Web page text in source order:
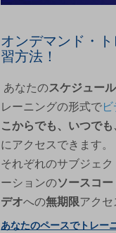
オンデマンド・
習方法！
あなたのスケジュー
レーニングの形式で
こからでも、いつでも、
にアクセスできます。
それぞれのサブジェ
ーションのソースコー
デオへの無期限アクセ
あなたのペースでトレー